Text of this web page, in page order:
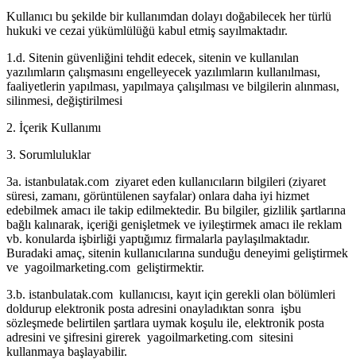
Kullanıcı bu şekilde bir kullanımdan dolayı doğabilecek her türlü
hukuki ve cezai yükümlülüğü kabul etmiş sayılmaktadır.
1.d. Sitenin güvenliğini tehdit edecek, sitenin ve kullanılan
yazılımların çalışmasını engelleyecek yazılımların kullanılması,
faaliyetlerin yapılması, yapılmaya çalışılması ve bilgilerin alınması,
silinmesi, değiştirilmesi
2. İçerik Kullanımı
3. Sorumluluklar
3a. istanbulatak.com ziyaret eden kullanıcıların bilgileri (ziyaret
süresi, zamanı, görüntülenen sayfalar) onlara daha iyi hizmet
edebilmek amacı ile takip edilmektedir. Bu bilgiler, gizlilik şartlarına
bağlı kalınarak, içeriği genişletmek ve iyileştirmek amacı ile reklam
vb. konularda işbirliği yaptığımız firmalarla paylaşılmaktadır.
Buradaki amaç, sitenin kullanıcılarına sunduğu deneyimi geliştirmek
ve yagoilmarketing.com geliştirmektir.
3.b. istanbulatak.com kullanıcısı, kayıt için gerekli olan bölümleri
doldurup elektronik posta adresini onayladıktan sonra işbu
sözleşmede belirtilen şartlara uymak koşulu ile, elektronik posta
adresini ve şifresini girerek yagoilmarketing.com sitesini
kullanmaya başlayabilir.